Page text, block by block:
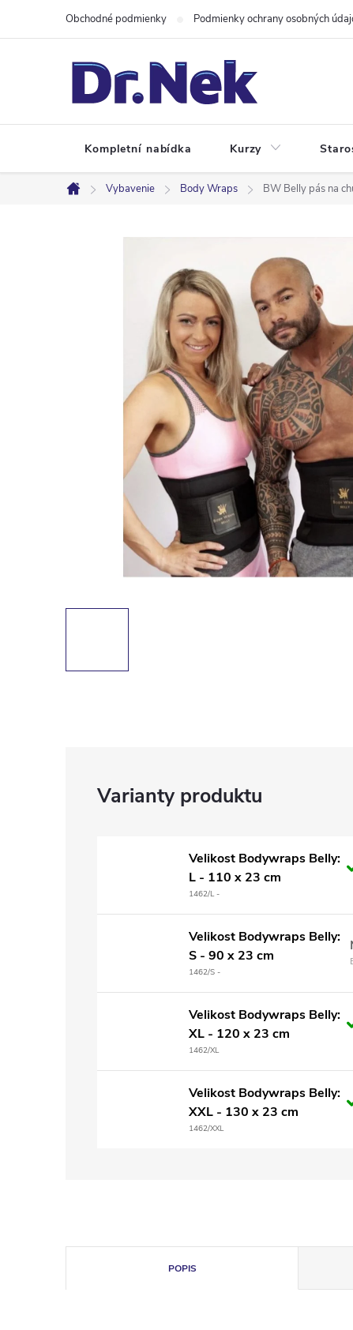
Obchodné podmienky Podmienky ochrany osobných
Kompletní nabídka Kurzy
Domov
Vybavenie Body Wraps BW Belly pás na
Velikost Bodywraps Belly:
L - 110 x 23 cm
1462/L -
Velikost Bodywraps Belly:
S - 90 x 23 cm
1462/S -
Velikost Bodywraps Belly:
XL - 120 x 23 cm
1462/XL
Velikost Bodywraps Belly:
XXL - 130 x 23 cm
1462/XXL
POPIS